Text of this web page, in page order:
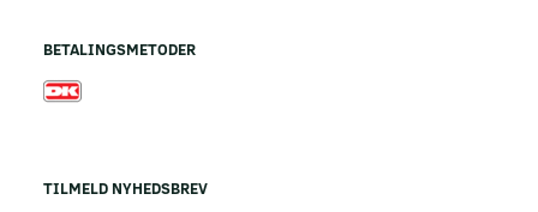
BETALINGSMETODER
TILMELD NYHEDSBREV